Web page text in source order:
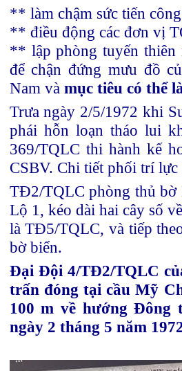
** làm chậm sức tiến
** điều động các đơn vị
** lập phòng tuyến thiên
để chận đứng mưu đồ
Nam và mục tiêu có thể
Trưa ngày 2/5/1972 khi
phái hỗn loạn tháo lui
369/TQLC thi hành kế
CSBV. Chi tiết phối trí lực
TĐ2/TQLC phòng thủ bờ
Lộ 1, kéo dài hai cây số
là TĐ5/TQLC, và tiếp
bờ biển.
Đại Đội 4/TĐ2/TQLC
trấn đóng tại cầu Mỹ
100 m về hướng
ngày 2 tháng 5 năm